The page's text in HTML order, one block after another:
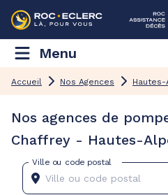
Menu
Accueil Nos Agences Hautes-
Nos agences de
Chaffrey - Hautes-
Ville ou code postal